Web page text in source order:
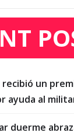
recibió un
ayuda al
duerme